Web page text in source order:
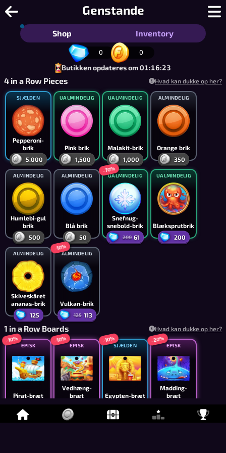
Genstande
1-på-stribe - Det Nemmeste Spil
Shop Inventory
0 0
Butikken opdateres om 01:16:23
4 in a Row Pieces Hvad kan dukke op her?
SJÆLDEN
Pepperoni-
brik
5,000
UALMINDELIG
Pink brik
1,500
UALMINDELIG
Malakit-brik
1,000
ALMINDELIG
Orange brik
350
ALMINDELIG
Humlebi-gul
brik
500
ALMINDELIG
Blå brik
50
UALMINDELIG
Snefnug-
snebold-brik
200 61
-70%
UALMINDELIG
Blæksprutbrik
200
ALMINDELIG
Skiveskåret
ananas-brik
125
ALMINDELIG
Vulkan-brik
125 113
-10%
1 in a Row Boards Hvad kan dukke op her?
EPISK
Pirat-bræt
67,500
-10%
EPISK
Vedhæng-
bræt
45,000
-10%
SJÆLDEN
Egypten-bræt
18,000
-10%
EPISK
Madding-
bræt
316
-20%
EPISK
-10%